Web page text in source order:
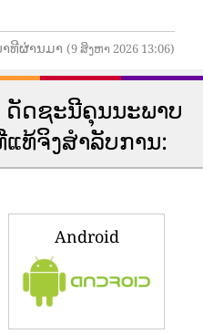
າທີຜ່ານມາ (9 ສິງຫາ 2026 13:06)
ດັດ​ຊະ​ນີ​ຄຸນ​ນະ​ພາບ​
ແທ້​ຈິງ​ສໍາ​ລັບ​ການ​:
Android